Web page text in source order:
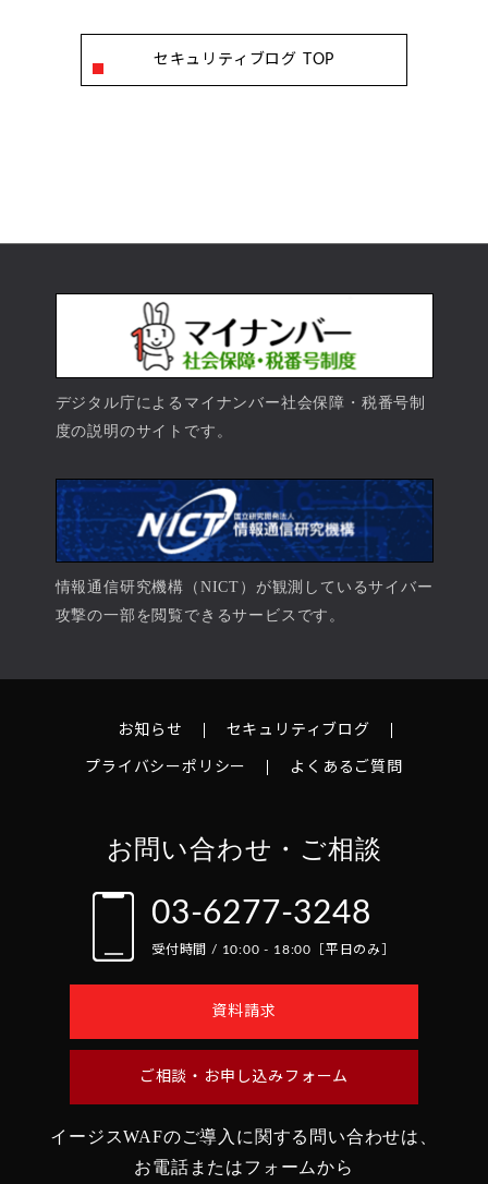
セキュリティブログ TOP
デジタル庁によるマイナンバー社会保障・税番号制
度の説明のサイトです。
情報通信研究機構（NICT）が観測しているサイバー
攻撃の一部を閲覧できるサービスです。
お知らせ セキュリティブログ
プライバシーポリシー よくあるご質問
お問い合わせ・ご相談
03-6277-3248
受付時間 / 10:00 - 18:00［平日のみ］
資料請求
ご相談・お申し込みフォーム
イージスWAFのご導入に関する問い合わせは、
お電話またはフォームから